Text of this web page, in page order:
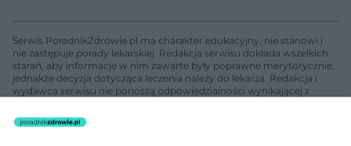
Serwis PoradnikZdrowie.pl ma charakter edukacyjny, nie stanowi i
nie zastępuje porady lekarskiej. Redakcja serwisu dokłada wszelkich
starań, aby informacje w nim zawarte były poprawne merytorycznie,
jednakże decyzja dotycząca leczenia należy do lekarza. Redakcja i
wydawca serwisu nie ponoszą odpowiedzialności wynikającej z
nie prowadzi działalności leczniczej polegającej na udzielaniu
świadczeń zdrowotnych w rozumieniu art. 3 ust 1 ustawy o